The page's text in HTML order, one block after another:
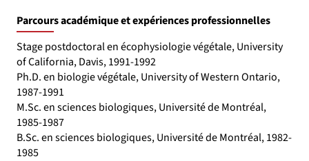
Parcours académique et expériences professionnelles
Stage postdoctoral en écophysiologie végétale, University
of California, Davis, 1991-1992
Ph.D. en biologie végétale, University of Western Ontario,
1987-1991
M.Sc. en sciences biologiques, Université de Montréal,
1985-1987
B.Sc. en sciences biologiques, Université de Montréal, 1982-
1985